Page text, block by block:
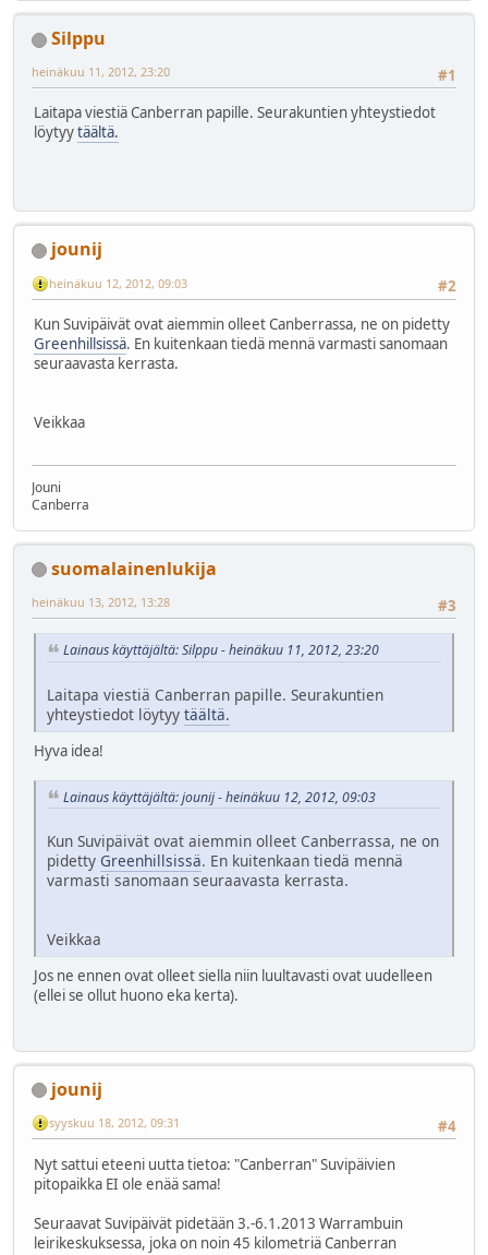
Silppu
#1
heinäkuu 11, 2012, 23:20
Laitapa viestiä Canberran papille. Seurakuntien yhteystiedot
löytyytäältä.
jounij
#2
heinäkuu 12, 2012, 09:03
Kun Suvipäivät ovat aiemmin olleet Canberrassa, ne on pidetty
Greenhillsissä. En kuitenkaan tiedä mennä varmasti sanomaan
seuraavasta kerrasta.
Veikkaa
Jouni
Canberra
suomalainenlukija
#3
heinäkuu 13, 2012, 13:28
Lainaus käyttäjältä: Silppu - heinäkuu 11, 2012, 23:20
Laitapa viestiä Canberran papille. Seurakuntien
yhteystiedot löytyy täältä.
Hyva idea!
Lainaus käyttäjältä: jounij - heinäkuu 12, 2012, 09:03
Kun Suvipäivät ovat aiemmin olleet Canberrassa, ne on
pidetty Greenhillsissä. En kuitenkaan tiedä mennä
varmasti sanomaan seuraavasta kerrasta.
Veikkaa
Jos ne ennen ovat olleet siella niin luultavasti ovat uudelleen
(ellei se ollut huono eka kerta).
jounij
#4
syyskuu 18, 2012, 09:31
Nyt sattui eteeni uutta tietoa: "Canberran" Suvipäivien
pitopaikka EI ole enää sama!
Seuraavat Suvipäivät pidetään 3.-6.1.2013 Warrambuin
leirikeskuksessa, joka on noin 45 kilometriä Canberran